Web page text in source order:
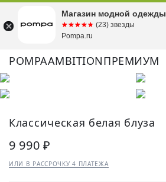
POMPAAMBITIONПРЕМИУМ
Классическая белая блуза
9 990 ₽
ИЛИ В РАССРОЧКУ 4 ПЛАТЕЖА
Магазин модной одежды
☆☆☆☆☆
★★★★★ (23) звезды
Pompa.ru